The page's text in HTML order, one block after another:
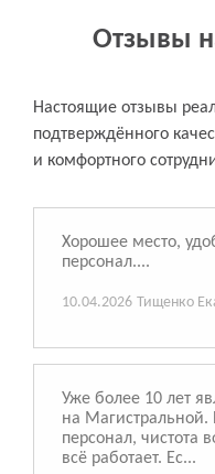
Отзывы
Настоящие отзывы
подтверждённого
и комфортного
Хорошее место,
персонал....
10.04.2026 Тищенко
Уже более 10 лет
на Магистральной.
персонал, чистота
всё работает. Ес...